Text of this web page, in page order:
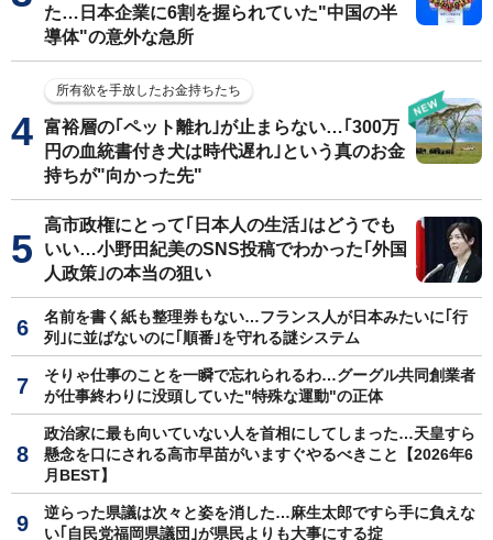
た…日本企業に6割を握られていた"中国の半
導体"の意外な急所
所有欲を手放したお金持ちたち
富裕層の｢ペット離れ｣が止まらない…｢300万
円の血統書付き犬は時代遅れ｣という真のお金
持ちが"向かった先"
高市政権にとって｢日本人の生活｣はどうでも
いい…小野田紀美のSNS投稿でわかった｢外国
人政策｣の本当の狙い
名前を書く紙も整理券もない…フランス人が日本みたいに｢行
列｣に並ばないのに｢順番｣を守れる謎システム
そりゃ仕事のことを一瞬で忘れられるわ…グーグル共同創業者
が仕事終わりに没頭していた"特殊な運動"の正体
政治家に最も向いていない人を首相にしてしまった…天皇すら
懸念を口にされる高市早苗がいますぐやるべきこと【2026年6
月BEST】
逆らった県議は次々と姿を消した…麻生太郎ですら手に負えな
い｢自民党福岡県議団｣が県民よりも大事にする掟